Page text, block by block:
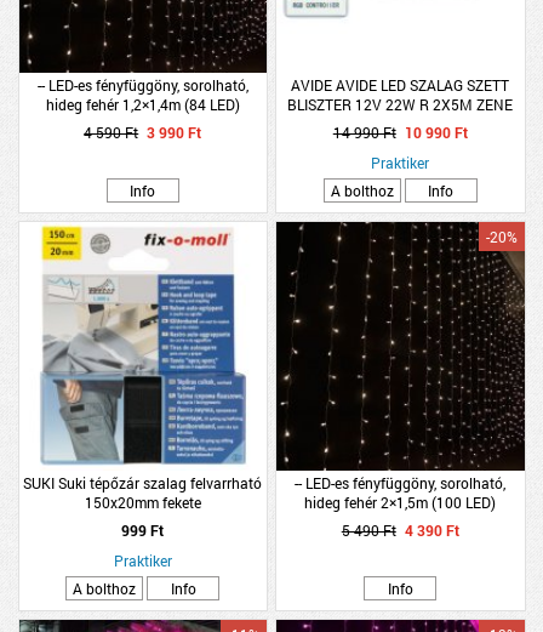
-- LED-es fényfüggöny, sorolható,
hideg fehér 1,2×1,4m (84 LED)
4 590 Ft 3 990 Ft
Info
AVIDE AVIDE LED SZALAG SZETT
BLISZTER 12V 22W R 2X5M ZENE
VEZÉRLÉS + IR TÁVIRÁNYÍTÓ
14 990 Ft 10 990 Ft
Praktiker
A bolthoz
Info
SUKI Suki tépőzár szalag felvarrható
150x20mm fekete
999 Ft
Praktiker
A bolthoz
Info
-- LED-es fényfüggöny, sorolható,
hideg fehér 2×1,5m (100 LED)
-20%
5 490 Ft 4 390 Ft
Info